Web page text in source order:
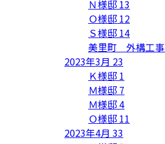
Ｎ様邸 13
Ｏ様邸 12
Ｓ様邸 14
美里町 外構工事
2023年3月 23
Ｋ様邸 1
Ｍ様邸 7
Ｍ様邸4
Ｏ様邸 11
2023年4月 33